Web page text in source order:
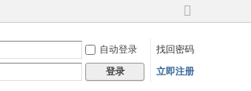
切
到
宽
自动登录
找回密码
登录 立即注册